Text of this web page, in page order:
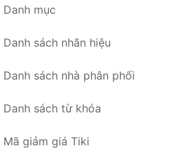
Danh mục
Danh sách nhãn hiệu
Danh sách nhà phân phối
Danh sách từ khóa
Mã giảm giá Tiki